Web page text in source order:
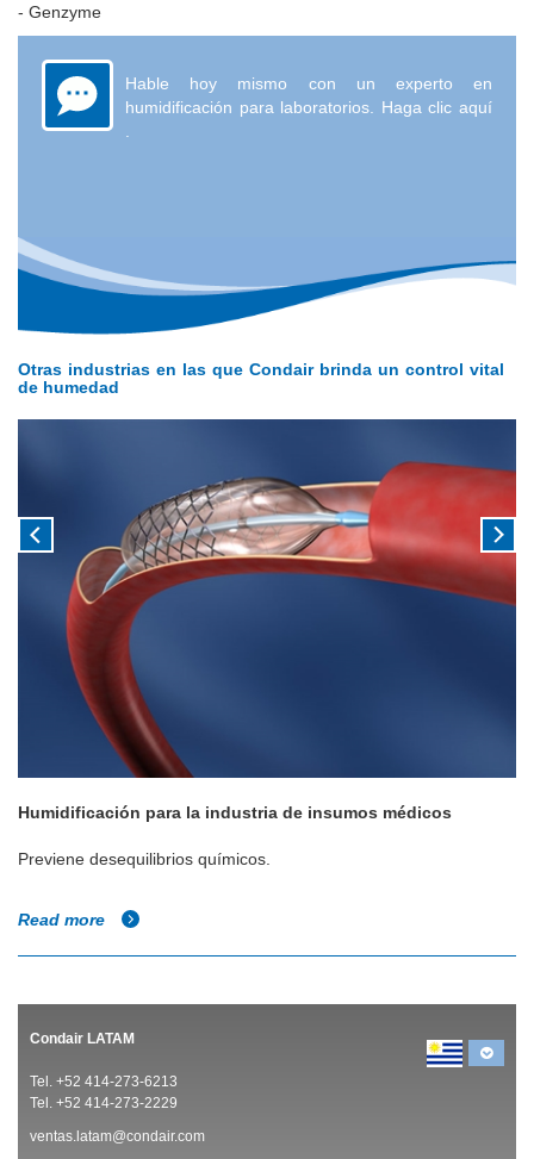
- Genzyme
Hable hoy mismo con un experto en
humidificación para laboratorios. Haga clic aquí
Otras industrias en las que Condair brinda un control vital
de humedad
Humidificación para la industria de insumos médicos
Previene desequilibrios químicos.
Read more
Condair LATAM
Tel. +52 414-273-6213
Tel. +52 414-273-2229
ventas.latam@condair.com